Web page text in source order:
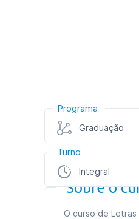
Programa
Graduação
Turno
Integral
Sobre o
O curso de